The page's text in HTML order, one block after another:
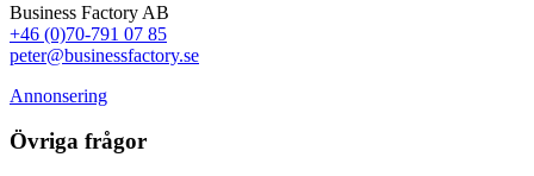
Business Factory AB
+46 (0)70-791 07 85
peter@businessfactory.se
Annonsering
Övriga frågor